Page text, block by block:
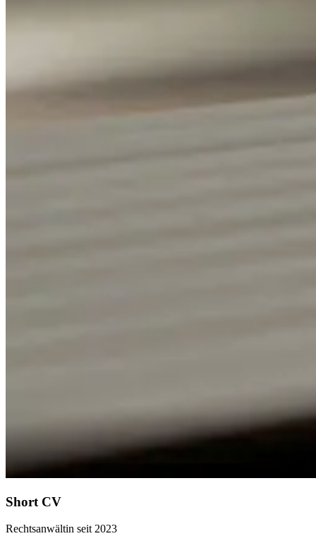
Short CV
Rechtsanwältin seit 2023